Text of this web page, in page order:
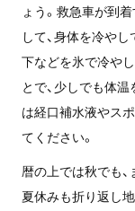
ょう。救急車が到
して、身体を冷や
下などを氷で冷や
とで、少しでも体
は経口補水液やス
てください。
暦の上では秋でも
夏休みも折り返し